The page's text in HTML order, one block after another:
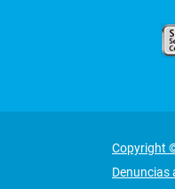
Copyright
Denuncias